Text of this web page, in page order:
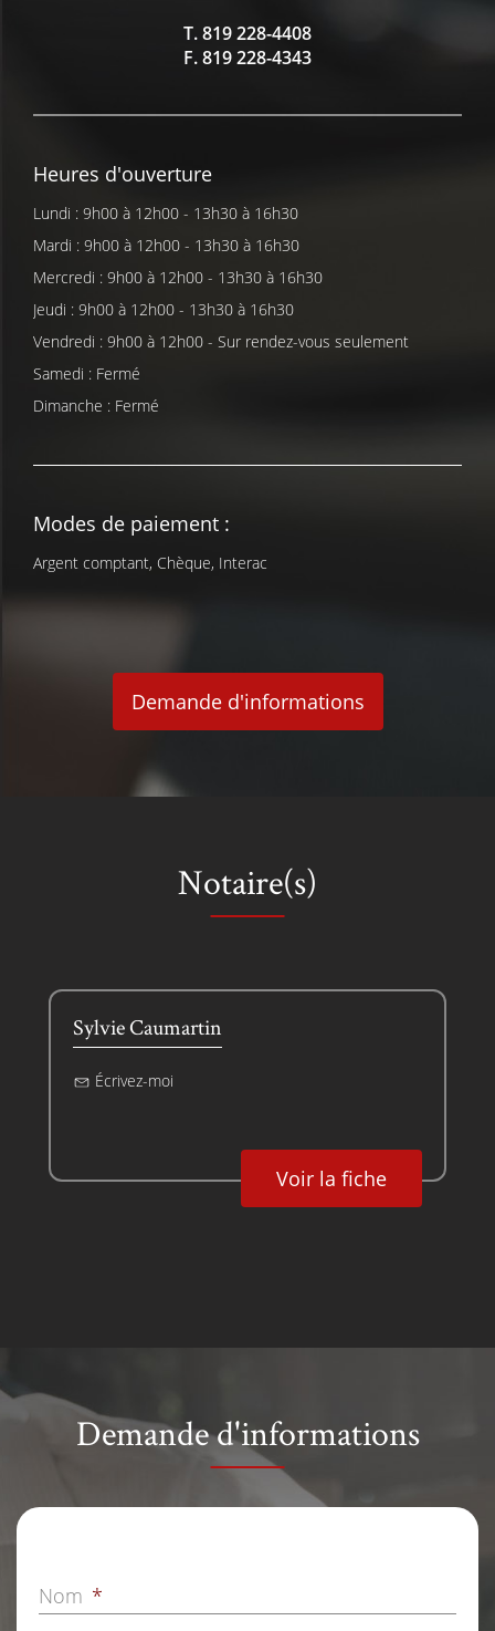
T.819 228-4408
F.819 228-4343
Heures d'ouverture
Lundi : 9h00 à 12h00 - 13h30 à 16h30
Mardi : 9h00 à 12h00 - 13h30 à 16h30
Mercredi : 9h00 à 12h00 - 13h30 à 16h30
Jeudi : 9h00 à 12h00 - 13h30 à 16h30
Vendredi : 9h00 à 12h00 - Sur rendez-vous seulement
Samedi : Fermé
Dimanche : Fermé
Modes de paiement :
Argent comptant, Chèque, Interac
Demande d'informations
Notaire(s)
Sylvie Caumartin
Écrivez-moi
Voir la fiche
Demande d'informations
Nom *